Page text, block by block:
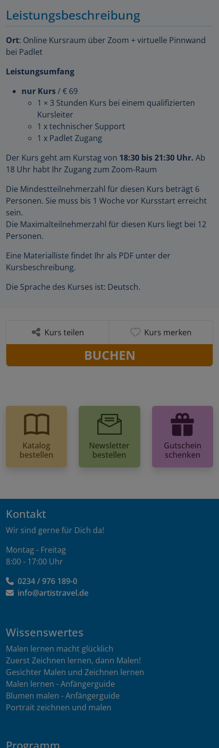
Leistungsbeschreibung
Ort: Online Kursraum über Zoom + virtuelle Pinnwand
bei Padlet
Leistungsumfang
nur Kurs/ € 69
1 × 3 Stunden Kurs bei einem qualifizierten
Kursleiter
1 x technischer Support
1 x Padlet Zugang
Der Kurs geht am Kurstag von 18:30 bis 21:30 Uhr. Ab
18 Uhr habt Ihr Zugang zum Zoom-Raum
Die Mindestteilnehmerzahl für diesen Kurs beträgt 6
Personen. Sie muss bis 1 Woche vor Kursstart erreicht
sein.
Die Maximalteilnehmerzahl für diesen Kurs liegt bei 12
Personen.
Eine Materialliste findet Ihr als PDF unter der
Kursbeschreibung.
Die Sprache des Kurses ist: Deutsch.
Kurs teilen Kurs merken
BUCHEN
Katalog
bestellen
Newsletter
bestellen
Gutschein
schenken
Kontakt
Wir sind gerne für Dich da!
Montag - Freitag
8:00 - 17:00 Uhr
0234 / 976 189-0
info@artistravel.de
Wissenswertes
Malen lernen macht glücklich
Zuerst Zeichnen lernen, dann Malen!
Gesichter Malen und Zeichnen lernen
Malen lernen - Anfängerguide
Blumen malen - Anfängerguide
Portrait zeichnen und malen